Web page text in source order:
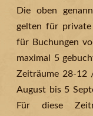
Die oben
gelten für private
für Buchungen
maximal 5
Zeiträume 28-12
August bis 5
Für diese